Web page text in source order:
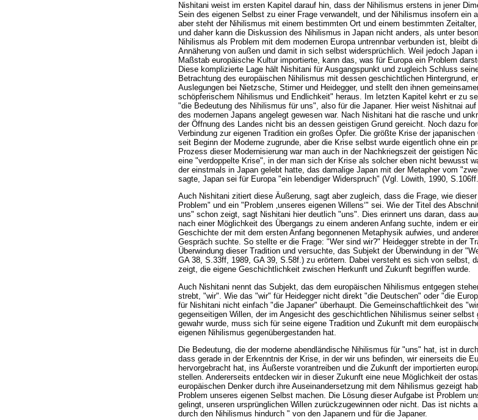
Nishitani weist im ersten Kapitel darauf hin, dass der Nihilismus erstens in jener
Sein des eigenen Selbst zu einer Frage verwandelt, und der Nihilismus insofern ein
aber steht der Nihilismus mit einem bestimmten Ort und einem bestimmten
und daher kann die Diskussion des Nihilismus in Japan nicht anders, als unter
Nihilismus als Problem mit dem modernen Europa untrennbar verbunden ist, bleibt
Annäherung von außen und damit in sich selbst widersprüchlich. Weil jedoch Japan
Maßstab europäische Kultur importierte, kann das, was für Europa ein Problem
Diese komplizierte Lage hält Nishitani für Ausgangspunkt und zugleich Schluss
Betrachtung des europäischen Nihilismus mit dessen geschichtlichen Hintergrund,
Auslegungen bei Nietzsche, Stirner und Heidegger, und stellt den ihnen
schöpferischem Nihilismus und Endlichkeit" heraus. Im letzten Kapitel kehrt er zu
"die Bedeutung des Nihilismus für uns", also für die Japaner. Hier weist Nishitnai
des modernen Japans angelegt gewesen war. Nach Nishitani hat die rasche und
der Öffnung des Landes nicht bis an dessen geistigen Grund gereicht. Noch dazu
Verbindung zur eigenen Tradition ein großes Opfer. Die größte Krise der
seit Beginn der Moderne zugrunde, aber die Krise selbst wurde eigentlich ohne ein
Prozess dieser Modernisierung war man auch in der Nachkriegszeit der geistigen
eine "verdoppelte Krise", in der man sich der Krise als solcher eben nicht bewusst
der einstmals in Japan gelebt hatte, das damalige Japan mit der Metapher vom
sagte, Japan sei für Europa "ein lebendiger Widerspruch" (Vgl. Löwith, 1990,
Auch Nishitani zitiert diese Äußerung, sagt aber zugleich, dass die Frage, wie
Problem" und ein "Problem ‚unseres eigenen Willens‘" sei. Wie der Titel des
uns" schon zeigt, sagt Nishitani hier deutlich "uns". Dies erinnert uns daran, dass
nach einer Möglichkeit des Übergangs zu einem anderen Anfang suchte, indem er
Geschichte der mit dem ersten Anfang begonnenen Metaphysik aufwies, und
Gespräch suchte. So stellte er die Frage: "Wer sind wir?" Heidegger strebte in der
Überwindung dieser Tradition und versuchte, das Subjekt der Überwindung in der
GA 38, S.33ff, 1989, GA 39, S.58f.) zu erörtern. Dabei versteht es sich von selbst,
zeigt, die eigene Geschichtlichkeit zwischen Herkunft und Zukunft begriffen wurde.
Auch Nishitani nennt das Subjekt, das dem europäischen Nihilismus entgegen
strebt, "wir". Wie das "wir" für Heidegger nicht direkt "die Deutschen" oder "die
für Nishitani nicht einfach "die Japaner" überhaupt. Die Gemeinschaftlichkeit des
gegenseitigen Willen, der im Angesicht des geschichtlichen Nihilismus seiner
gewahr wurde, muss sich für seine eigene Tradition und Zukunft mit dem
eigenen Nihilismus gegenübergestanden hat.
Die Bedeutung, die der moderne abendländische Nihilismus für "uns" hat, ist in
dass gerade in der Erkenntnis der Krise, in der wir uns befinden, wir einerseits die
hervorgebracht hat, ins Äußerste vorantreiben und die Zukunft der importierten
stellen. Andererseits entdecken wir in dieser Zukunft eine neue Möglichkeit der
europäischen Denker durch ihre Auseinandersetzung mit dem Nihilismus gezeigt
Problem unseres eigenen Selbst machen. Die Lösung dieser Aufgabe ist Problem
gelingt, unseren ursprünglichen Willen zurückzugewinnen oder nicht. Das ist nichts
durch den Nihilismus hindurch " von den Japanern und für die Japaner.